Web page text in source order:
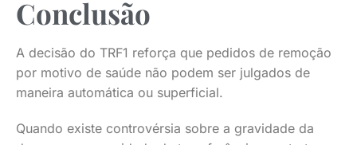
Conclusão
A decisão do TRF1 reforça que pedidos de remoção
por motivo de saúde não podem ser julgados de
maneira automática ou superficial.
Quando existe controvérsia sobre a gravidade da